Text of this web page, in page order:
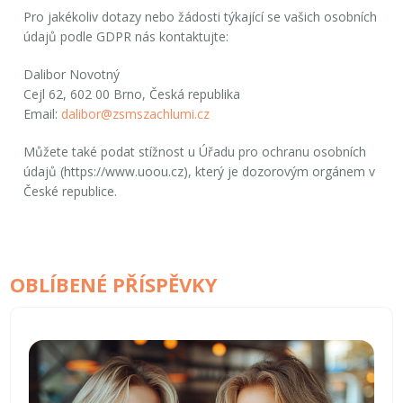
Pro jakékoliv dotazy nebo žádosti týkající se vašich osobních
údajů podle GDPR nás kontaktujte:
Dalibor Novotný
Cejl 62, 602 00 Brno, Česká republika
Email: dalibor@zsmszachlumi.cz
Můžete také podat stížnost uÚřadu pro ochranu osobních
údajů (https://www.uoou.cz), který je dozorovým orgánem v
České republice.
OBLÍBENÉ PŘÍSPĚVKY